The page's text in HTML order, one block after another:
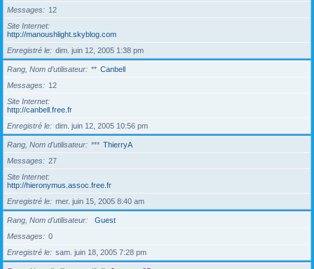
Messages
12
Site Internet
http://manoushlight.skyblog.com
Enregistré le
dim. juin 12, 2005 1:38 pm
Rang, Nom d’utilisateur ** Canbell
Messages
12
Site Internet
http://canbell.free.fr
Enregistré le
dim. juin 12, 2005 10:56 pm
Rang, Nom d’utilisateur *** ThierryA
Messages
27
Site Internet
http://hieronymus.assoc.free.fr
Enregistré le
mer. juin 15, 2005 8:40 am
Rang, Nom d’utilisateur
Guest
Messages
0
Enregistré le
sam. juin 18, 2005 7:28 pm